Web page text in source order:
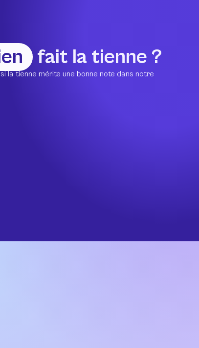
fait la tienne ?
la tienne mérite une bonne note dans notre